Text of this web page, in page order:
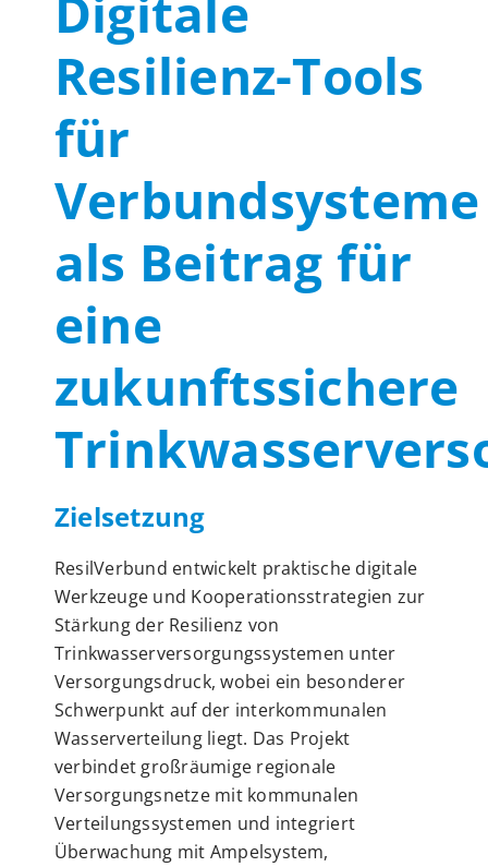
Resilienz-Tools
für
Verbundsysteme
als Beitrag für
eine
zukunftssichere
Zielsetzung
ResilVerbund entwickelt praktische digitale
Werkzeuge und Kooperationsstrategien zur
Stärkung der Resilienz von
Trinkwasserversorgungssystemen unter
Versorgungsdruck, wobei ein besonderer
Schwerpunkt auf der interkommunalen
Wasserverteilung liegt. Das Projekt
verbindet großräumige regionale
Versorgungsnetze mit kommunalen
Verteilungssystemen und integriert
Überwachung mit Ampelsystem,